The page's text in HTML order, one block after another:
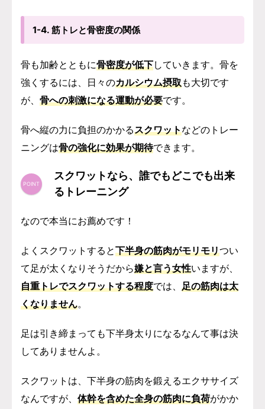
1-4. 筋トレと骨密度の関係
骨も加齢とともに骨密度が低下していきます。骨を
強くするには、日々のカルシウム摂取も大切です
が、 骨への刺激になる運動が必要です。
骨へ縦の力に負担のかかるスクワットなどのトレー
ニングは骨の強化に効果が期待できます。
スクワットなら、誰でもどこでも出来
るトレーニング
なので本当にお薦めです！
よくスクワットすると下半身の筋肉がモリモリつい
て足が太くなりそうだから嫌と言う女性いますが
自重トレでスクワットする程度では、 足の筋肉は太
くなりません。
足は引き締まっても下半身太りになるなんて事は決
してありませんよ。
スクワットは、下半身の筋肉を鍛えるエクササイズ
なんですが、 体幹を含めた全身の筋肉に負荷がかか